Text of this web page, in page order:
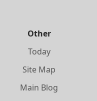
Other
Today
Site Map
Main Blog